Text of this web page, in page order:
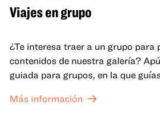
Viajes en grupo
¿Te interesa traer a un grupo para
contenidos de nuestra galería?
guiada para grupos, en la que
mejor lo que se expone en las
Más información